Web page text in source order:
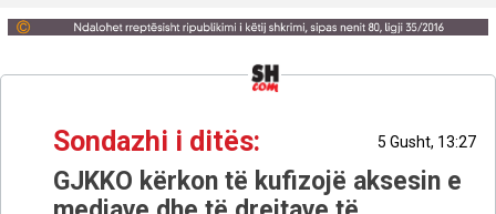
Sondazhi i ditës: 5 Gusht, 13:27
GJKKO kërkon të kufizojë aksesin e